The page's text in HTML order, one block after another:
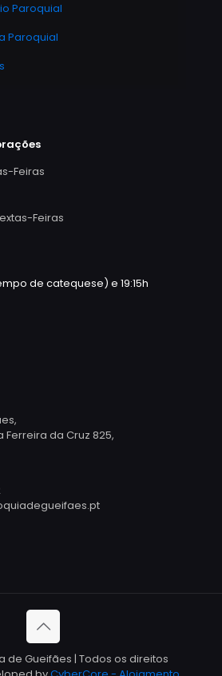
Paroquial
Paroquial
Feiras
Feiras
de catequese) e 19:15h
Ferreira da Cruz 825,
de Gueifães | Todos os direitos